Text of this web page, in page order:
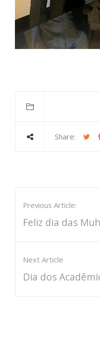
Share:
Previous Article:
Feliz dia das
Next Article
Dia dos